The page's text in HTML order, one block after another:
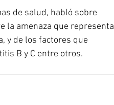
de salud, habló sobre
la amenaza que representa
y de los factores que
B y C entre otros.